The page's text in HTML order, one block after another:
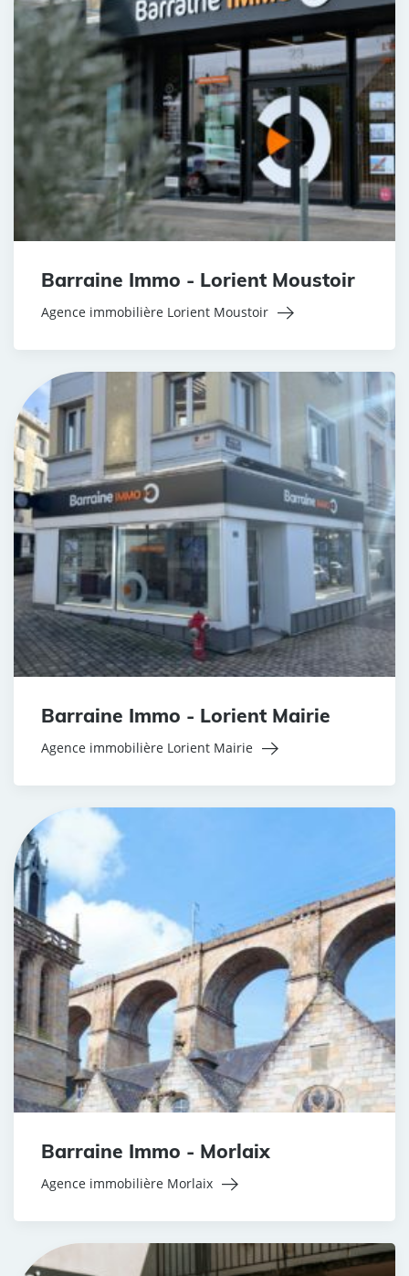
Barraine Immo - Lorient Moustoir
Agence immobilière Lorient Moustoir
Barraine Immo - Lorient Mairie
Agence immobilière Lorient Mairie
Barraine Immo - Morlaix
Agence immobilière Morlaix